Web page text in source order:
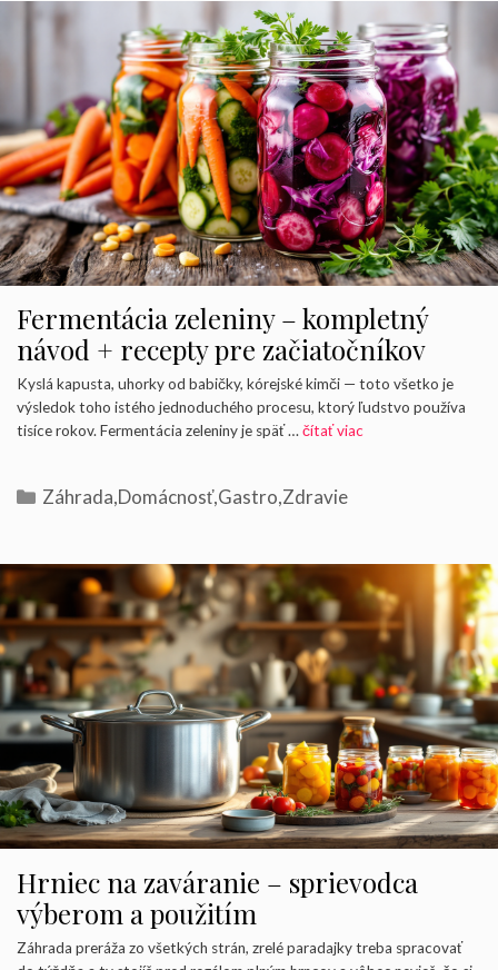
Fermentácia zeleniny – kompletný
návod + recepty pre začiatočníkov
Kyslá kapusta, uhorky od babičky, kórejské kimči — toto všetko je
výsledok toho istého jednoduchého procesu, ktorý ľudstvo používa
tisíce rokov. Fermentácia zeleniny je späť …čítať viac
Kategórie
Záhrada,Domácnosť,Gastro,Zdravie
Hrniec na zaváranie – sprievodca
výberom a použitím
Záhrada preráža zo všetkých strán, zrelé paradajky treba spracovať